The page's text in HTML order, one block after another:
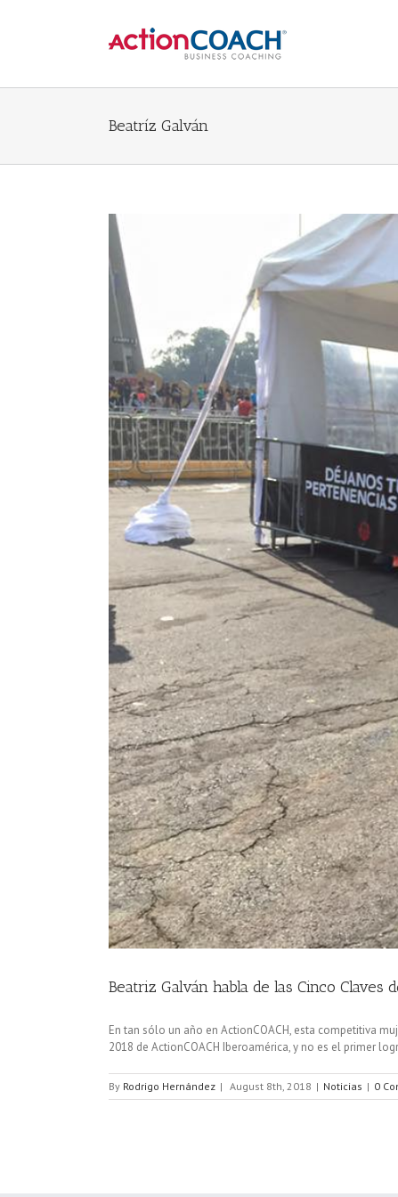
Beatríz Galván
Beatriz Galván habla de las Cinco Claves
En tan sólo un año en ActionCOACH, esta competitiva
2018 de ActionCOACH Iberoamérica, y no es el primer
By Rodrigo Hernández | August 8th, 2018 | Noticias | 0